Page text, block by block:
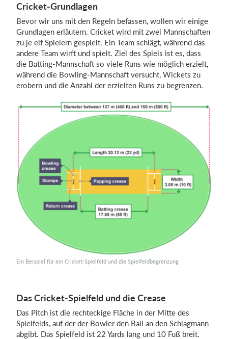
Cricket-Grundlagen
Bevor wir uns mit den Regeln befassen, wollen wir einige
Grundlagen erläutern. Cricket wird mit zwei Mannschaften
zu je elf Spielern gespielt. Ein Team schlägt, während das
andere Team wirft und spielt. Ziel des Spiels ist es, dass
die Batting-Mannschaft so viele Runs wie möglich erzielt,
während die Bowling-Mannschaft versucht, Wickets zu
erobern und die Anzahl der erzielten Runs zu begrenzen.
Ein Beispiel für ein Cricket-Spielfeld und die Spielfeldbegrenzung
Das Cricket-Spielfeld und die Crease
Das Pitch ist die rechteckige Fläche in der Mitte des
Spielfelds, auf der der Bowler den Ball an den Schlagmann
abgibt. Das Spielfeld ist 22 Yards lang und 10 Fuß breit.